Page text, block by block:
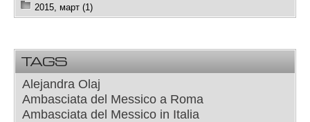
2015, март (1)
TAGS
Alejandra Olaj
Ambasciata del Messico a Roma
Ambasciata del Messico in Italia